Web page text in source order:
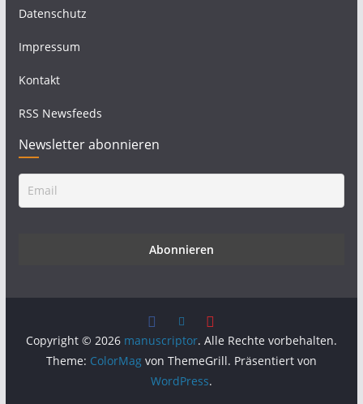
Datenschutz
Impressum
Kontakt
RSS Newsfeeds
Newsletter abonnieren
Copyright © 2026 manuscriptor. Alle Rechte vorbehalten.
Theme: ColorMagvon ThemeGrill. Präsentiert von
WordPress.